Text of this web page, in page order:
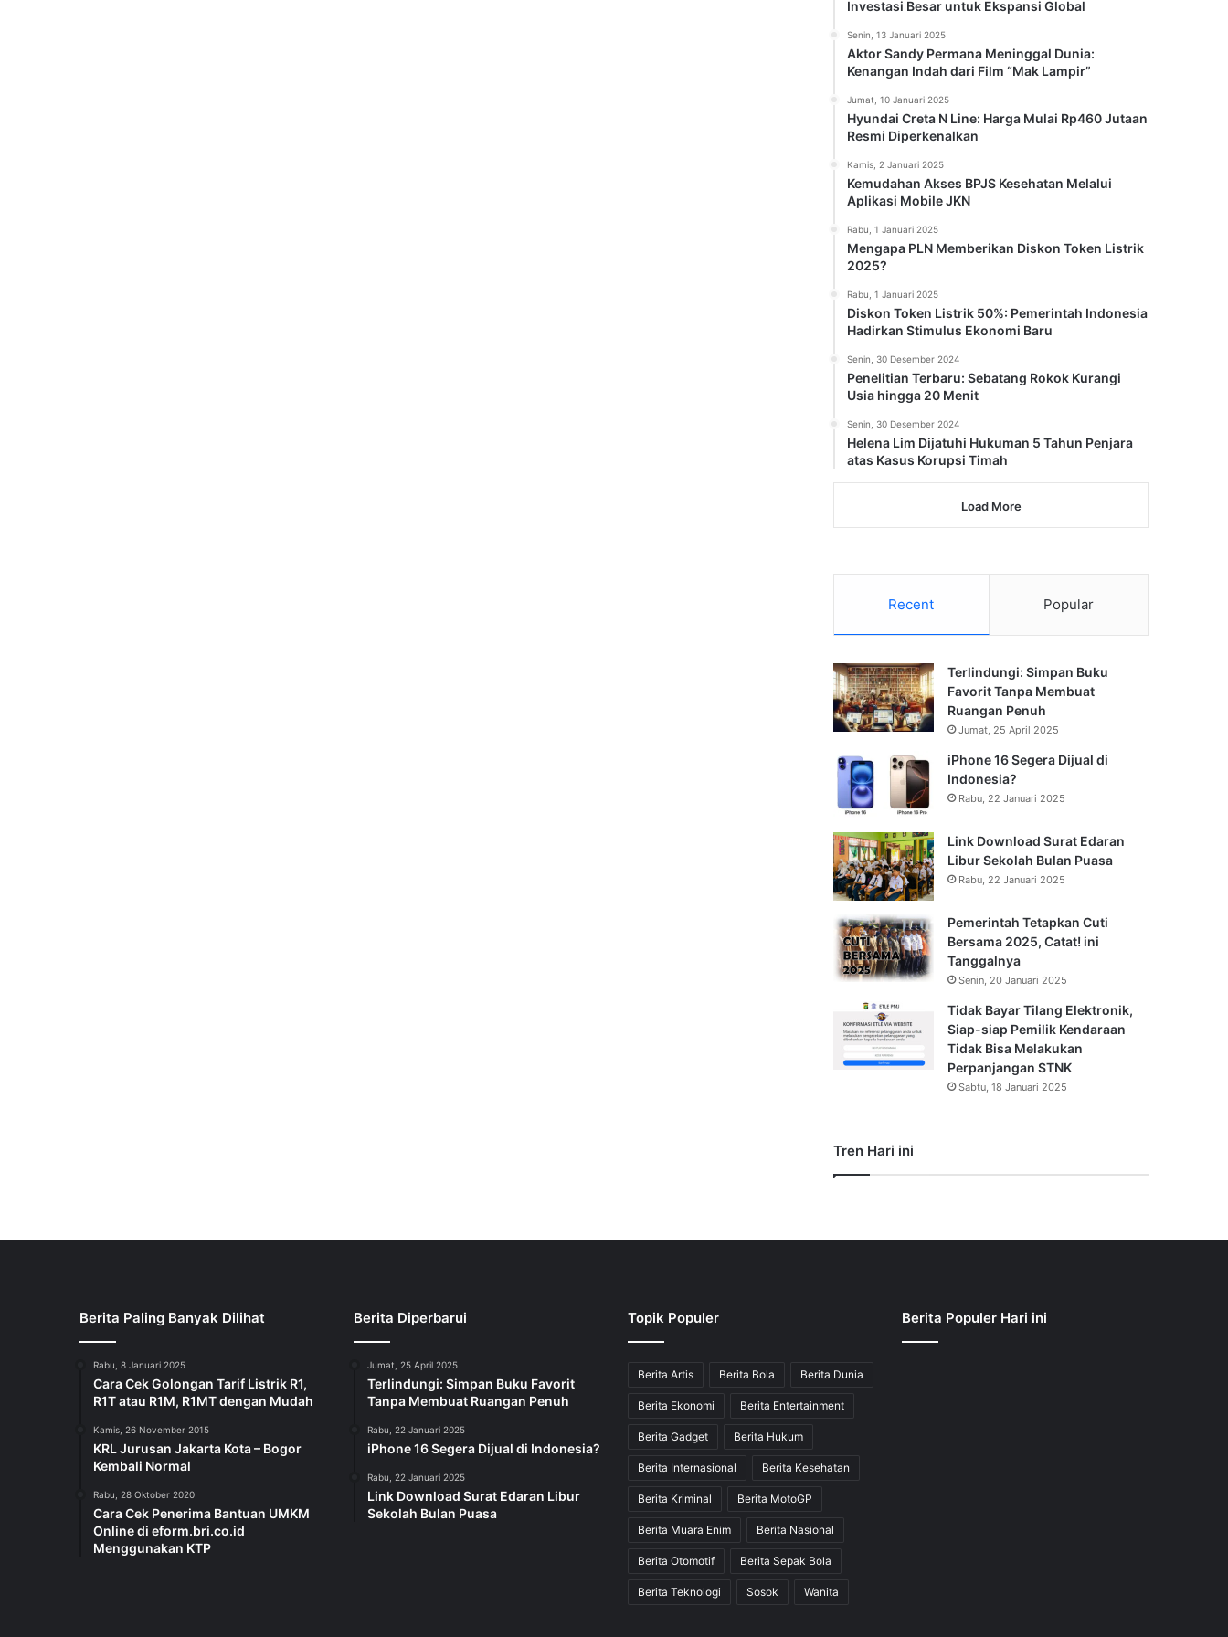
Investasi Besar untuk Ekspansi Global
Senin, 13 Januari 2025
Aktor Sandy Permana Meninggal Dunia:
Kenangan Indah dari Film “Mak Lampir”
Jumat, 10 Januari 2025
Hyundai Creta N Line: Harga Mulai Rp460 Jutaan
Resmi Diperkenalkan
Kamis, 2 Januari 2025
Kemudahan Akses BPJS Kesehatan Melalui
Aplikasi Mobile JKN
Rabu, 1 Januari 2025
Mengapa PLN Memberikan Diskon Token Listrik
2025?
Rabu, 1 Januari 2025
Diskon Token Listrik 50%: Pemerintah Indonesia
Hadirkan Stimulus Ekonomi Baru
Senin, 30 Desember 2024
Penelitian Terbaru: Sebatang Rokok Kurangi
Usia hingga 20 Menit
Senin, 30 Desember 2024
Helena Lim Dijatuhi Hukuman 5 Tahun Penjara
atas Kasus Korupsi Timah
Load More
Recent Popular
Terlindungi: Simpan Buku
Favorit Tanpa Membuat
Ruangan Penuh
Jumat, 25 April 2025
iPhone 16 Segera Dijual di
Indonesia?
Rabu, 22 Januari 2025
Link Download Surat Edaran
Libur Sekolah Bulan Puasa
Rabu, 22 Januari 2025
Pemerintah Tetapkan Cuti
Bersama 2025, Catat! ini
Tanggalnya
Senin, 20 Januari 2025
Tidak Bayar Tilang Elektronik,
Siap-siap Pemilik Kendaraan
Tidak Bisa Melakukan
Perpanjangan STNK
Sabtu, 18 Januari 2025
Tren Hari ini
Berita Paling Banyak Dilihat
Rabu, 8 Januari 2025
Cara Cek Golongan Tarif Listrik R1,
R1T atau R1M, R1MT dengan Mudah
Kamis, 26 November 2015
KRL Jurusan Jakarta Kota – Bogor
Kembali Normal
Rabu, 28 Oktober 2020
Cara Cek Penerima Bantuan UMKM
Online di eform.bri.co.id
Menggunakan KTP
Berita Diperbarui
Jumat, 25 April 2025
Terlindungi: Simpan Buku Favorit
Tanpa Membuat Ruangan Penuh
Rabu, 22 Januari 2025
iPhone 16 Segera Dijual di Indonesia?
Rabu, 22 Januari 2025
Link Download Surat Edaran Libur
Sekolah Bulan Puasa
Topik Populer
Berita Artis Berita Bola Berita Dunia
Berita Ekonomi Berita Entertainment
Berita Gadget Berita Hukum
Berita Internasional Berita Kesehatan
Berita Kriminal Berita MotoGP
Berita Muara Enim Berita Nasional
Berita Otomotif Berita Sepak Bola
Berita Teknologi Sosok Wanita
Berita Populer Hari ini